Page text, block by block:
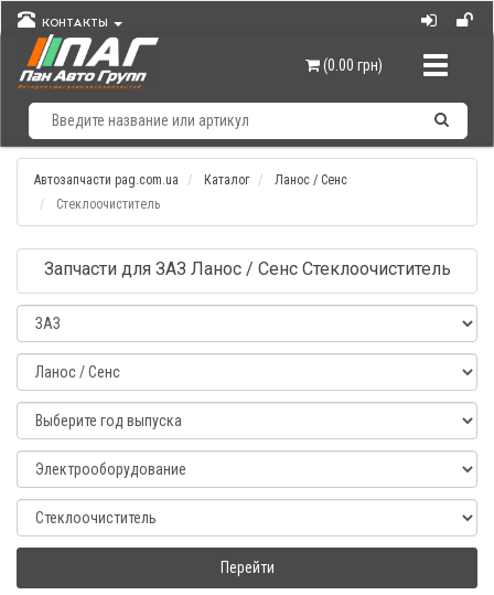
КОНТАКТЫ
(0.00 грн)
Автозапчасти pag.com.ua Каталог
Ланос / Сенс
Стеклоочиститель
Запчасти для ЗАЗ Ланос / Сенс Стеклоочиститель
Перейти